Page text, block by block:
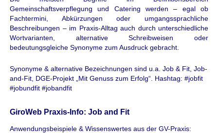
Gemeinschaftsverpflegung und Catering werden – egal ob
Fachtermini, Abkürzungen oder umgangssprachliche
Beschreibungen – im Praxis-Alltag auch durch unterschiedliche
Wortvarianten, alternative Schreibweisen oder
bedeutungsgleiche Synonyme zum Ausdruck gebracht.
Synonyme & alternative Bezeichnungen sind u.a. Job & Fit, Job-
and-Fit, DGE-Projekt „Mit Genuss zum Erfolg“. Hashtag: #jobfit
#jobundfit #jobandfit
GiroWeb Praxis-Info: Job and Fit
Anwendungsbeispiele & Wissenswertes aus der GV-Praxis: